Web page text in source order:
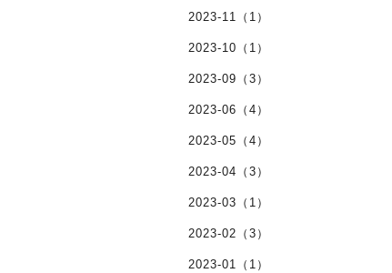
2023-11（1）
2023-10（1）
2023-09（3）
2023-06（4）
2023-05（4）
2023-04（3）
2023-03（1）
2023-02（3）
2023-01（1）